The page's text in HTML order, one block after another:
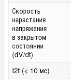
Скорость
нарастания
напряжения
в закрытом
состоянии
(dV/dt)
I2t (< 10 мс)